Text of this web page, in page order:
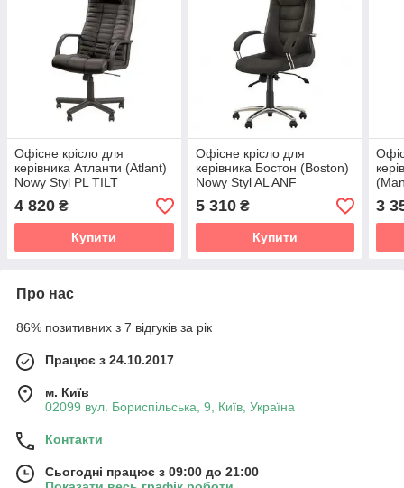
Офісне крісло для
керівника Атланти (Atlant)
Nowy Styl PL TILT
4 820 ₴
Купити
Офісне крісло для
керівника Бостон (Boston)
Nowy Styl AL ANF
5 310₴
Купити
TILT
3
Про нас
86% позитивних з 7 відгуків за рік
Працює з 24.10.2017
м. Київ
02099 вул. Бориспільська, 9, Київ, Україна
Контакти
Сьогодні працює з 09:00 до 21:00